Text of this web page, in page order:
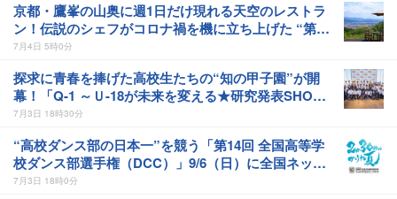
京都・鷹峯の山奥に週1日だけ現れる天空のレストラ
ン！伝説のシェフがコロナ禍を機に立ち上げた “第二
のステージ”
7月4日 5時0分
探求に青春を捧げた高校生たちの“知の甲子園”が開
幕！「Q-1 ～Ｕ-18が未来を変える★研究発表SHOW
～ 2026年大会」7/18の決勝に臨む３チームが決定！
7月3日 18時30分
“高校ダンス部の日本一”を競う「第14回 全国高等学
校ダンス部選手権（DCC）」9/6（日）に全国ネット
放送決定！
7月3日 18時0分